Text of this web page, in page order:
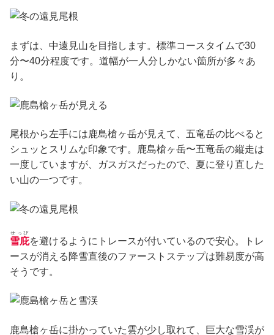
まずは、中遠見山を目指します。標準コースタイムで30
分〜40分程度です。道幅が一人分しかない箇所が多々あ
り。
尾根から左手には鹿島槍ヶ岳が見えて、五竜岳の比べると
シュッとスリムな印象です。鹿島槍ヶ岳〜五竜岳の縦走は
一度していますが、ガスガスだったので、夏に登り直した
い山の一つです。
雪庇
せっぴ
を避けるようにトレースが付いているので安心。トレ
ースが消える降雪直後のファーストステップは難易度が高
そうです。
鹿島槍ヶ岳に掛かっていた雲が少し取れて、巨大な雪渓が